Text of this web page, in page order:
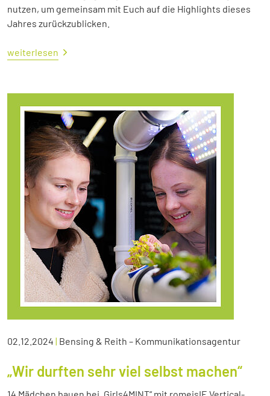
nutzen, um gemeinsam mit Euch auf die Highlights dieses
Jahres zurückzublicken.
weiterlesen
02.12.2024 | Bensing & Reith – Kommunikationsagentur
„Wir durften sehr viel selbst machen“